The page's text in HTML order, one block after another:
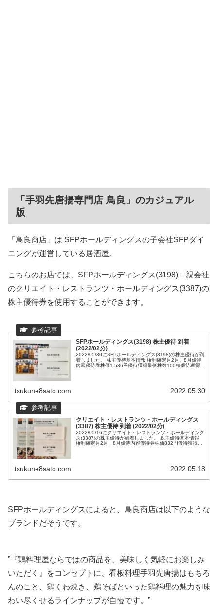
「手羽先唐揚専門店 鳥良」のカジュアル
版
「鳥良商店」は SFPホールディングスの子会社SFPダイ
ニングが運営している居酒屋。
こちらのお店では、SFPホールディングス(3198)＋親会社
のクリエイト・レストランツ・ホールディングス(3387)の
株主優待券を使用することができます。
SFPホールディングス(3198) 株主優待 到着
(2022/02分)
2022/05/30にSFPホールディングス(3198)の株主優待が到
着しました。 株主優待基本情報 権利確定月2月、8月優待
内容優待券株価1,536円優待獲得最低株数100株優待獲得最
tsukune8sato.com 2022.05.30
クリエイト・レストランツ・ホールディングス
(3387) 株主優待 到着 (2022/02分)
2022/05/16にクリエイト・レストランツ・ホールディング
ス(3387)の株主優待が到着しました。 株主優待基本情報
権利確定月2月、8月優待内容優待券株価832円優待獲得最
tsukune8sato.com 2022.05.18
SFPホールディングスによると、鳥良商店は以下のような
ブランドだそうです。
”『鶏料理屋ならではの商品を、美味しく気軽にお楽しみ
いただく』をコンセプトに、看板料理手羽先唐揚はもちろ
んのこと、鶏くわ焼き、鶏そばといった鶏料理の魅力を味
わい尽くせるラインナップが自慢です。”